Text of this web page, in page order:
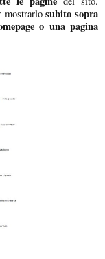
mostrarlosubito sopra
o una pagina